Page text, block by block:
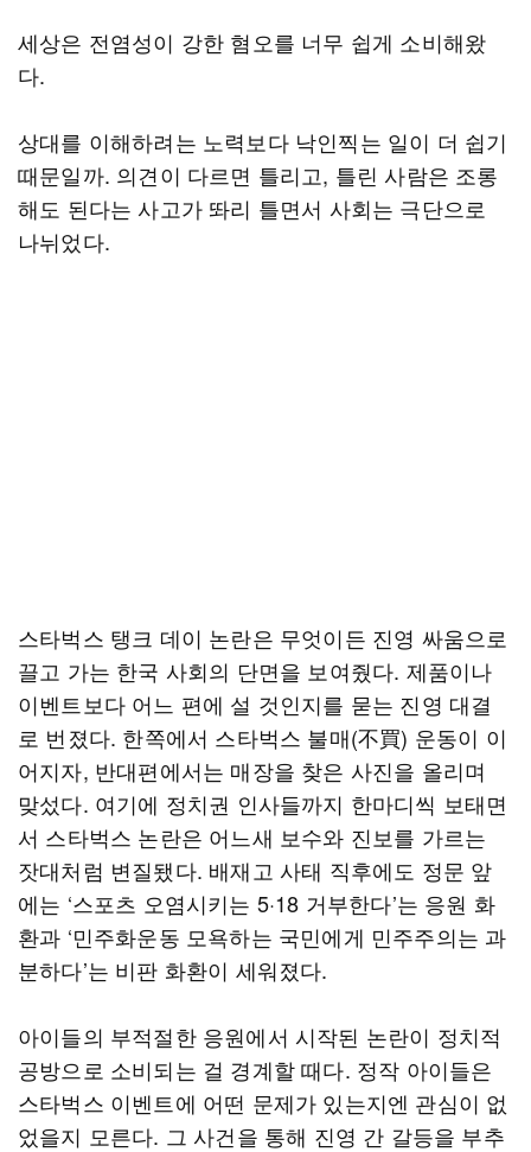
세상은 전염성이 강한 혐오를 너무 쉽게 소비해왔
다.
상대를 이해하려는 노력보다 낙인찍는 일이 더 쉽기
때문일까. 의견이 다르면 틀리고, 틀린 사람은 조롱
해도 된다는 사고가 똬리 틀면서 사회는 극단으로
나뉘었다.
스타벅스 탱크 데이 논란은 무엇이든 진영 싸움으로
끌고 가는 한국 사회의 단면을 보여줬다. 제품이나
이벤트보다 어느 편에 설 것인지를 묻는 진영 대결
로 번졌다. 한쪽에서 스타벅스 불매(不買) 운동이 이
어지자, 반대편에서는 매장을 찾은 사진을 올리며
맞섰다. 여기에 정치권 인사들까지 한마디씩 보태면
서 스타벅스 논란은 어느새 보수와 진보를 가르는
잣대처럼 변질됐다. 배재고 사태 직후에도 정문 앞
에는 ‘스포츠 오염시키는 5·18 거부한다’는 응원 화
환과 ‘민주화운동 모욕하는 국민에게 민주주의는 과
분하다’는 비판 화환이 세워졌다.
아이들의 부적절한 응원에서 시작된 논란이 정치적
공방으로 소비되는 걸 경계할 때다. 정작 아이들은
스타벅스 이벤트에 어떤 문제가 있는지엔 관심이 없
었을지 모른다. 그 사건을 통해 진영 간 갈등을 부추